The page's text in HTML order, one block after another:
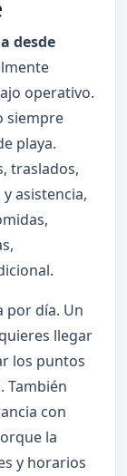
desde
operativo.
siempre
playa.
traslados,
asistencia,
por día. Un
llegar
los puntos
También
con
la
y horarios